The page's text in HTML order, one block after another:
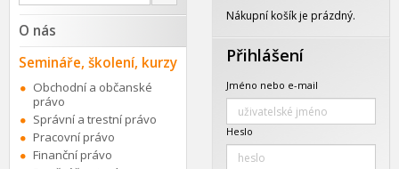
webu
O nás
Semináře, školení, kurzy
Obchodní a občanské
právo
Správní a trestní právo
Pracovní právo
Finanční právo
Nákupní košík je prázdný.
Přihlášení
Jméno nebo e-mail
Heslo